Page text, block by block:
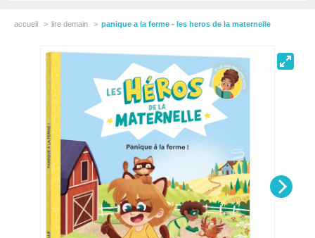
accueil lire demain panique a la ferme - les heros de la maternelle